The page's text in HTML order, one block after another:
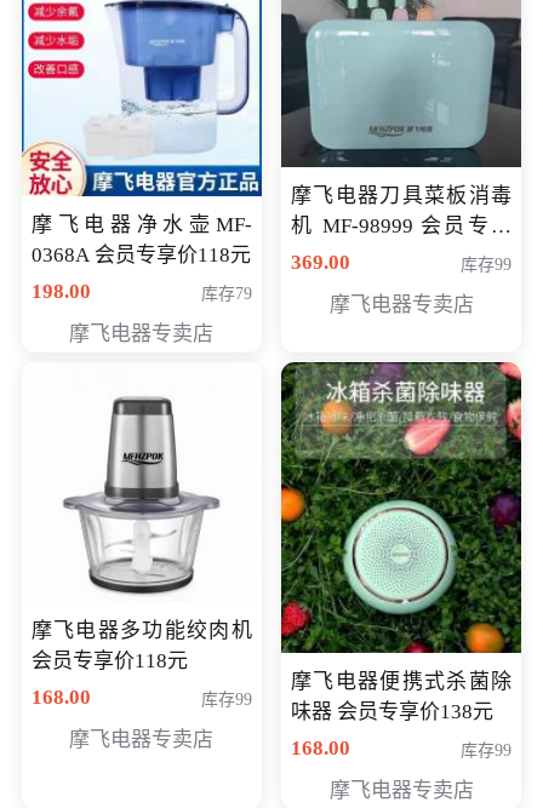
摩飞电器净水壶MF-
0368A 会员专享价118元
198.00
库存79
摩飞电器专卖店
摩飞电器刀具菜板消毒
机 MF-98999 会员专享
价286元
369.00 库存99
摩飞电器专卖店
摩飞电器多功能绞肉机
会员专享价118元
168.00
库存99
摩飞电器专卖店
摩飞电器便携式杀菌除
味器 会员专享价138元
168.00
库存99
摩飞电器专卖店